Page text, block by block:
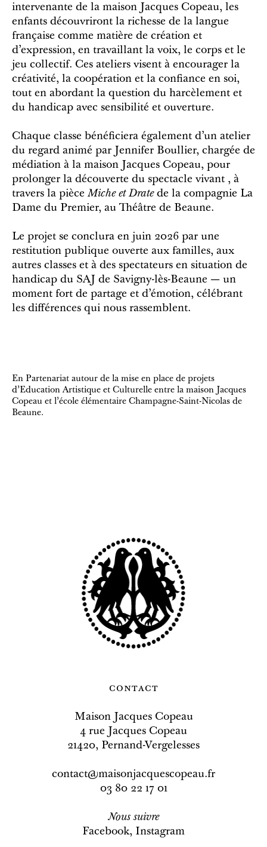
intervenante de la maison Jacques Copeau, les
enfants découvriront la richesse de la langue
française comme matière de création et
d’expression, en travaillant la voix, le corps et le
jeu collectif. Ces ateliers visent à encourager la
créativité, la coopération et la confiance en soi,
tout en abordant la question du harcèlement et
du handicap avec sensibilité et ouverture.
Chaque classe bénéficiera également d’un atelier
du regard animé par Jennifer Boullier, chargée de
médiation à la maison Jacques Copeau, pour
prolonger la découverte du spectacle vivant , à
travers la pièce Miche et Dratede la compagnie La
Dame du Premier, au Théâtre de Beaune.
Le projet se conclura en juin 2026 par une
restitution publique ouverte aux familles, aux
autres classes et à des spectateurs en situation de
handicap du SAJ de Savigny-lès-Beaune — un
moment fort de partage et d’émotion, célébrant
les différences qui nous rassemblent.
En Partenariat autour de la mise en place de projets
d'Education Artistique et Culturelle entre la maison Jacques
Copeau et l'école élémentaire Champagne-Saint-Nicolas de
Beaune.
contact
Maison Jacques Copeau
4 rue Jacques Copeau
21420, Pernand-Vergelesses
contact@maisonjacquescopeau.fr
03 80 22 17 01
Nous suivre
Facebook, Instagram